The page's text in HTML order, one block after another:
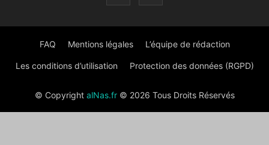
FAQ Mentions légales L’équipe de rédaction
Les conditions d’utilisation Protection des données (RGPD)
© Copyright alNas.fr© 2026 Tous Droits Réservés